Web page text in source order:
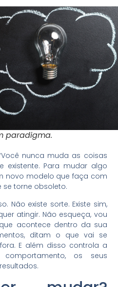
paradigma.
nunca muda as coisas
existente. Para mudar algo
novo modelo que faça com
se torne obsoleto.
Não existe sorte. Existe sim,
atingir. Não esqueça, vou
acontece dentro da sua
ditam o que vai se
E além disso controla a
os seus